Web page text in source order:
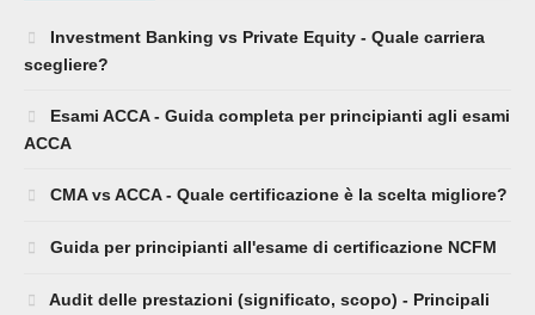
Investment Banking vs Private Equity - Quale carriera
scegliere?
Esami ACCA - Guida completa per principianti agli esami
ACCA
CMA vs ACCA - Quale certificazione è la scelta migliore?
Guida per principianti all'esame di certificazione NCFM
Audit delle prestazioni (significato, scopo) - Principali